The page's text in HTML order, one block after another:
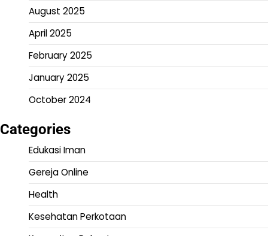
August 2025
April 2025
February 2025
January 2025
October 2024
Categories
Edukasi Iman
Gereja Online
Health
Kesehatan Perkotaan